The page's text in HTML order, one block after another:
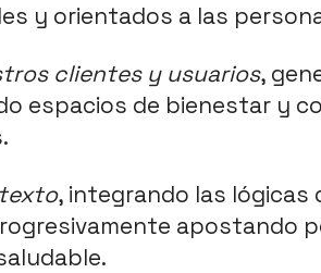
y orientados a las
clientes y usuarios,
espacios de bienestar y
, integrando las lógicas
apostando